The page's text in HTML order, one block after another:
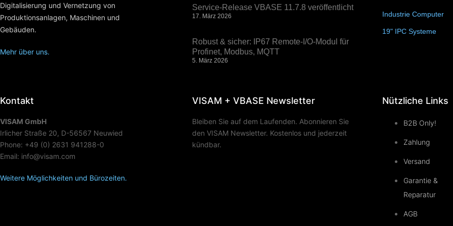
Digitalisierung und Vernetzung von
Produktionsanlagen, Maschinen und
Gebäuden.
Mehr über uns.
Service-Release VBASE 11.7.8 veröffentlicht
17. März 2026
Robust & sicher: IP67 Remote-I/O-Modul für
Profinet, Modbus, MQTT
5. März 2026
Industrie Computer
19" IPC Systeme
Kontakt
VISAM GmbH
Irlicher Straße 20, D-56567 Neuwied
Phone: +49 (0) 2631 941288-0
Email: info@visam.com
Weitere Möglichkeiten und Bürozeiten.
VISAM + VBASE Newsletter
Bleiben Sie auf dem Laufenden. Abonnieren Sie
den VISAM Newsletter. Kostenlos und jederzeit
kündbar.
Nützliche Links
B2B Only!
Zahlung
Versand
Garantie &
Reparatur
AGB